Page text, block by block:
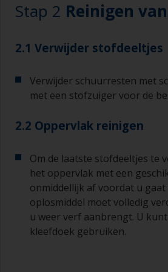
Stap 2 Reinigen
2.1 Verwijder stofdeeltjes
Verwijder schuurresten met
met een stofzuiger voor de
2.2 Oppervlak reinigen
Om de laatste stofdeeltjes te
het oppervlak met een
onmiddellijk af voordat u gaat
oplosmiddel moet volledig
u weer verf aanbrengt. U
kleefdoek gebruiken.